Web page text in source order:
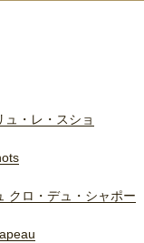
・レ・スショ
クロ・デュ・シャポー